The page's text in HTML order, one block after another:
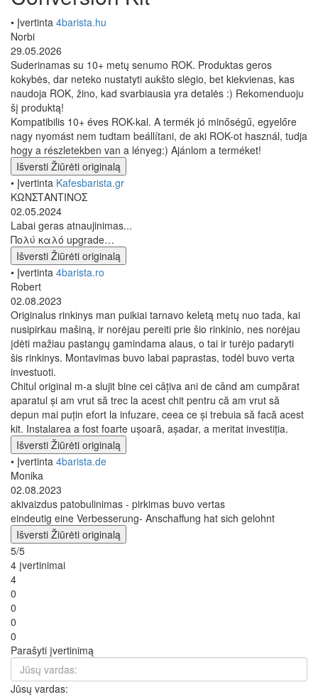
• Įvertinta 4barista.hu
Norbi
29.05.2026
Suderinamas su 10+ metų senumo ROK. Produktas geros
kokybės, dar neteko nustatyti aukšto slėgio, bet kiekvienas, kas
naudoja ROK, žino, kad svarbiausia yra detalės :) Rekomenduoju
šį produktą!
Kompatibilis 10+ éves ROK-kal. A termék jó minőségű, egyelőre
nagy nyomást nem tudtam beállítani, de aki ROK-ot használ, tudja
hogy a részletekben van a lényeg:) Ajánlom a terméket!
Išversti Žiūrėti originalą
• Įvertinta Kafesbarista.gr
ΚΩΝΣΤΑΝΤΙΝΟΣ
02.05.2024
Labai geras atnaujinimas...
Πολύ καλό upgrade…
Išversti Žiūrėti originalą
• Įvertinta 4barista.ro
Robert
02.08.2023
Originalus rinkinys man puikiai tarnavo keletą metų nuo tada, kai
nusipirkau mašiną, ir norėjau pereiti prie šio rinkinio, nes norėjau
įdėti mažiau pastangų gamindama alaus, o tai ir turėjo padaryti
šis rinkinys. Montavimas buvo labai paprastas, todėl buvo verta
investuoti.
Chitul original m-a slujit bine cei câțiva ani de când am cumpărat
aparatul și am vrut să trec la acest chit pentru că am vrut să
depun mai puțin efort la infuzare, ceea ce și trebuia să facă acest
kit. Instalarea a fost foarte ușoară, așadar, a meritat investiția.
Išversti Žiūrėti originalą
• Įvertinta 4barista.de
Monika
02.08.2023
akivaizdus patobulinimas - pirkimas buvo vertas
eindeutig eine Verbesserung- Anschaffung hat sich gelohnt
Išversti Žiūrėti originalą
5/5
4 įvertinimai
4
0
0
0
0
Parašyti įvertinimą
Jūsų vardas: